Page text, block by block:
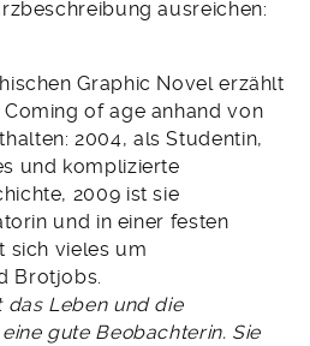
ausreichen:
Graphic Novel erzählt
of age anhand von
2004, als Studentin,
und komplizierte
2009 ist sie
und in einer festen
sich vieles um
Brotjobs.
das Leben und die
gute Beobachterin. Sie